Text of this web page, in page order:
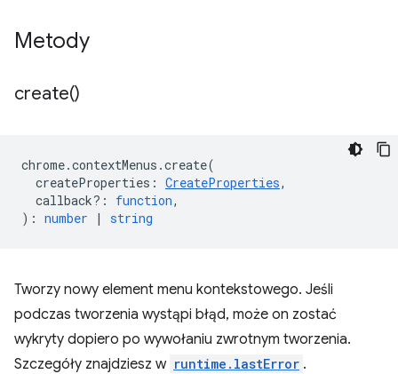
Metody
create()
chrome.contextMenus .create(
createProperties : CreateProperties,
callback? : function,
) : number | string
Tworzy nowy element menu kontekstowego. Jeśli
podczas tworzenia wystąpi błąd, może on zostać
wykryty dopiero po wywołaniu zwrotnym tworzenia.
Szczegóły znajdziesz w runtime.lastError .